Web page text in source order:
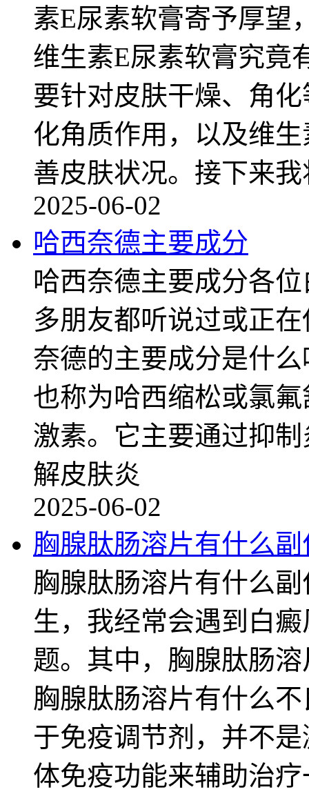
素E尿素软膏寄予厚望
维生素E尿素软膏究竟
要针对皮肤干燥、角
化角质作用，以及维
善皮肤状况。接下来
2025-06-02
哈西奈德主要成分
哈西奈德主要成分各
多朋友都听说过或正
奈德的主要成分是什
也称为哈西缩松或氯
激素。它主要通过抑
解皮肤炎
2025-06-02
胸腺肽肠溶片有什么副
胸腺肽肠溶片有什么
生，我经常会遇到白
题。其中，胸腺肽肠
胸腺肽肠溶片有什么
于免疫调节剂，并不
体免疫功能来辅助治